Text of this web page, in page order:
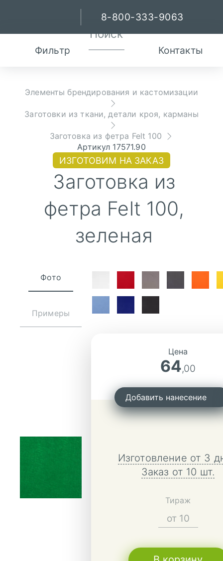
8-800-333-9063
Фильтр Контакты
Элементы брендирования и кастомизации
Заготовки из ткани, детали кроя, карманы
Заготовка из фетра Felt 100
Артикул 17571.90
ИЗГОТОВИМ НА ЗАКАЗ
Заготовка из
фетра Felt 100,
зеленая
Фото
Примеры
Цена
64,00
Добавить нанесение
Изготовление от 3
Заказ от 10 шт.
Тираж